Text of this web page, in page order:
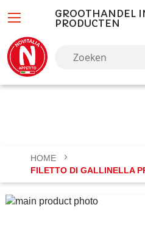
GROOTHANDEL
PRODUCTEN
HOME
FILETTO DI GALLINELLA
Ga